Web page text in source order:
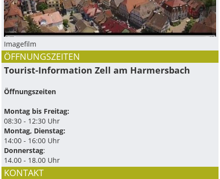
Imagefilm
ÖFFNUNGSZEITEN
Tourist-Information Zell am Harmersbach
Öffnungszeiten
Montag bis Freitag:
08:30 - 12:30 Uhr
Montag, Dienstag:
14:00 - 16:00 Uhr
Donnerstag:
14.00 - 18.00 Uhr
KONTAKT